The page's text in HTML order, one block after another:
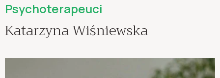
Psychoterapeuci
Katarzyna Wiśniewska